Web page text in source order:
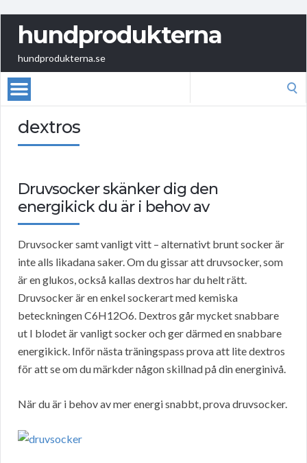
hundprodukterna
hundprodukterna.se
dextros
Druvsocker skänker dig den
energikick du är i behov av
Druvsocker samt vanligt vitt – alternativt brunt socker är
inte alls likadana saker. Om du gissar att druvsocker, som
är en glukos, också kallas dextros har du helt rätt.
Druvsocker är en enkel sockerart med kemiska
beteckningen C6H12O6. Dextros går mycket snabbare
ut I blodet är vanligt socker och ger därmed en snabbare
energikick. Inför nästa träningspass prova att lite dextros
för att se om du märkder någon skillnad på din energinivå.
När du är i behov av mer energi snabbt, prova druvsocker.